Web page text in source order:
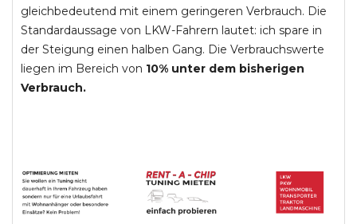
gleichbedeutend mit einem geringeren Verbrauch. Die
Standardaussage von LKW-Fahrern lautet: ich spare in
der Steigung einen halben Gang. Die Verbrauchswerte
liegen im Bereich von 10% unter dem bisherigen
Verbrauch.